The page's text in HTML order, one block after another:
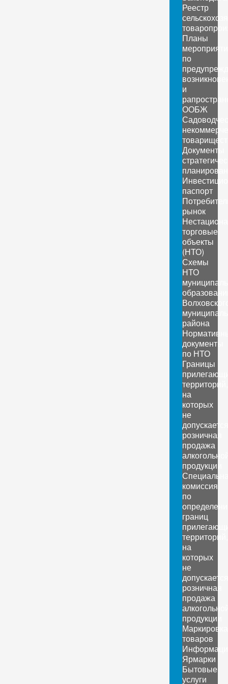
Реестр
Планы
по
и
ООБЖ
Документы
паспорт
рынок
торговые
объекты
(НТО)
Схемы
НТО
района
документы
по НТО
Границы
территорий,
на
которых
не
допускается
розничная
продажа
продукции
комиссия
по
границ
территорий,
на
которых
не
допускается
розничная
продажа
продукции
Маркировка
товаров
Ярмарки
Бытовые
услуги